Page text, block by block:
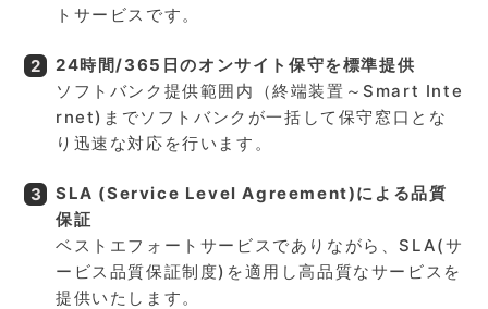
トサービスです。
24時間/365日のオンサイト保守を標準提供
ソフトバンク提供範囲内（終端装置～Smart Inte
rnet)までソフトバンクが一括して保守窓口とな
り迅速な対応を行います。
SLA (Service Level Agreement)による品質
保証
ベストエフォートサービスでありながら、SLA(サ
ービス品質保証制度)を適用し高品質なサービスを
提供いたします。